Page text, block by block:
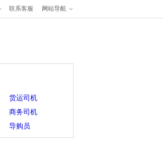
联系客服 网站导航
货运司机
商务司机
导购员